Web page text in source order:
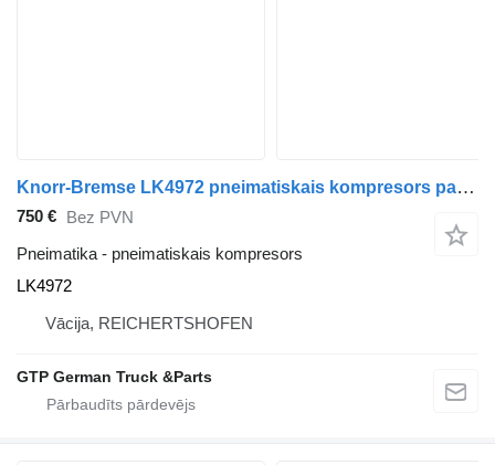
Knorr-Bremse LK4972 pneimatiskais kompresors paredzēts Mercedes-Benz Actros Atego kravas automašīnas
750 € Bez PVN
Pneimatika - pneimatiskais kompresors
LK4972
Vācija, REICHERTSHOFEN
GTP German Truck &Parts